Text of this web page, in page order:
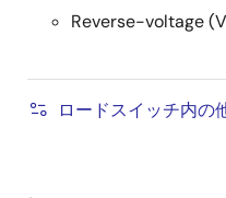
Reverse-voltage (V
ロードスイッチ内の